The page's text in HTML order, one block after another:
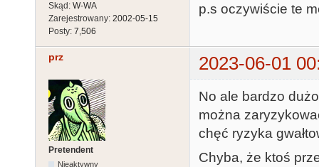
Skąd: W-WA
Zarejestrowany: 2002-05-15
Posty: 7,506
p.s oczywiście te
prz 2023-06-01
Pretendent
Nieaktywny
No ale bardzo
można
chęć ryzyka
Chyba, że ktoś